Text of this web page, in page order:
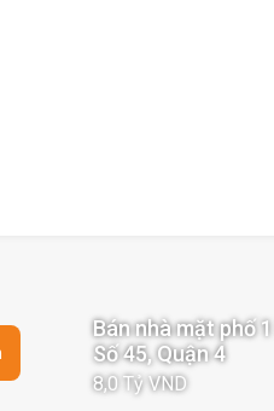
Bán nhà mặt phố
Số 45, Quận 4
8,0 Tỷ VND